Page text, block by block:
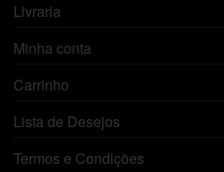
Livraria
Minha conta
Carrinho
Lista de Desejos
Termos e Condições